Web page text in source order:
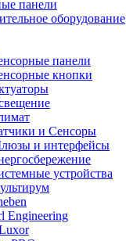
панели
оборудование
панели
кнопки
и Сенсоры
и интерфейсы
устройства
Engineering